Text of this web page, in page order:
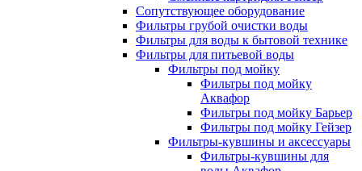
Сопутствующее оборудование
Фильтры грубой очистки воды
Фильтры для воды к бытовой технике
Фильтры для питьевой воды
Фильтры под мойку
Фильтры под мойку
Аквафор
Фильтры под мойку Барьер
Фильтры под мойку Гейзер
Фильтры-кувшины и аксессуары
Фильтры-кувшины для